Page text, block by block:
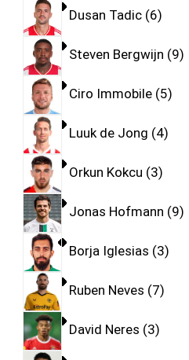
Dusan Tadic 6
Steven Bergwijn 9
Ciro Immobile 5
Luuk de Jong 4
Orkun Kokcu 3
Jonas Hofmann 9
Borja Iglesias 3
Ruben Neves 7
David Neres 3